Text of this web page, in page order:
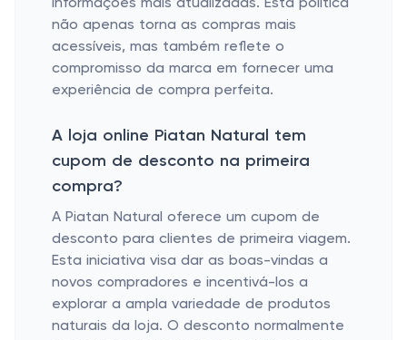
informações mais atualizadas. Esta política
não apenas torna as compras mais
acessíveis, mas também reflete o
compromisso da marca em fornecer uma
experiência de compra perfeita.
A loja online Piatan Natural tem
cupom de desconto na primeira
compra?
A Piatan Natural oferece um cupom de
desconto para clientes de primeira viagem.
Esta iniciativa visa dar as boas-vindas a
novos compradores e incentivá-los a
explorar a ampla variedade de produtos
naturais da loja. O desconto normalmente